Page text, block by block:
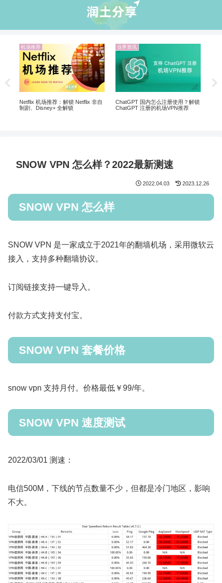
国内怎么注册使用？解锁
注册的机场VPN推荐
机场推荐
2026 中国国内10大翻墙机场推荐 |
翻墙VPN已经过时了
SNOW VPN 怎么样？2022最新测速
2022.04.03 2023.12.26
SNOW VPN 怎么样
SNOW VPN 是一家成立于2021年的翻墙机场，采用微软云
接入，支持多种翻墙协议。
订阅链接支持一键导入。
付款方式支持支付宝。
SNOW VPN 套餐价格
snow vpn 支持月付。价格最低￥99/年。
SNOW VPN 速度测试
2022/03/01 测速：
电信500M，下线的节点数量不少，但都是冷门地区，影响
不大。